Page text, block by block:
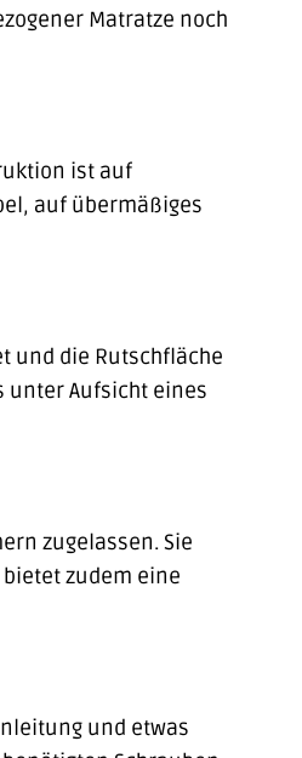
Matratze noch
ist auf
auf übermäßiges
und die Rutschfläche
unter Aufsicht eines
zugelassen. Sie
zudem eine
und etwas